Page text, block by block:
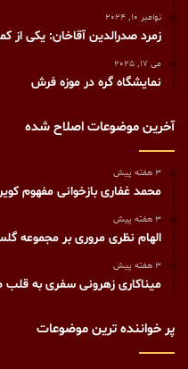
نوامبر 10, 2024
زمرد صدرالدین آقاخان: یکی از
می 17, 2025
نمایشگاه گره در موزه فرش
آخرین موضوعات اصلاح شده
3 هفته پیش
محمد غفاری بازخوانی مفهوم
3 هفته پیش
الهام نظری مروری بر مجموعه
3 هفته پیش
میناکاری زهرونی سفری به قلب
پر خواننده ترین موضوعات